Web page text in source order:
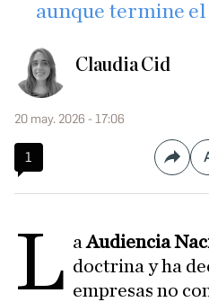
aunque termine
Claudia Cid
20 may. 2026 - 17:06
1
L aAudiencia
doctrina y ha
empresas no